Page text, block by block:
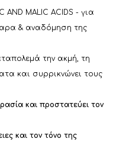
AND MALIC ACIDS - για
& αναδόμηση της
την ακμή, τη
και συρρικνώνει τους
και προστατεύει τον
και τον τόνο της